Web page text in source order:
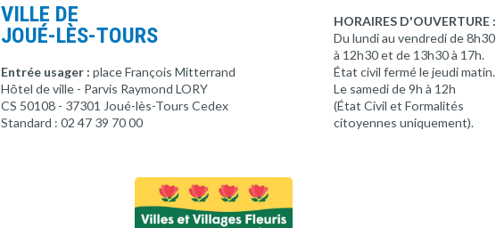
VILLE DE
JOUÉ-LÈS-TOURS
Entrée usager : place François Mitterrand
Hôtel de ville - Parvis Raymond LORY
CS 50108 - 37301 Joué-lès-Tours Cedex
Standard : 02 47 39 70 00
HORAIRES D'OUVERTURE :
Du lundi au vendredi de 8h30
à 12h30 et de 13h30 à 17h.
État civil fermé le jeudi matin.
Le samedi de 9h à 12h
(État Civil et Formalités
citoyennes uniquement).